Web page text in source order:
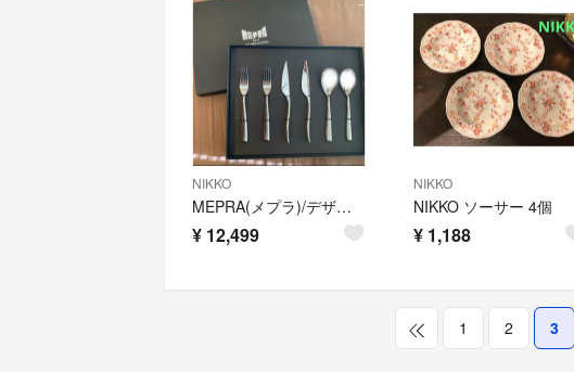
NIKKO
MEPRA(メプラ)/デザート6本セット(18-10)/ARTE(アルテ)
¥ 12,499
NIKKO
NIKKO ソーサー 4個
¥ 1,188
1 2 3